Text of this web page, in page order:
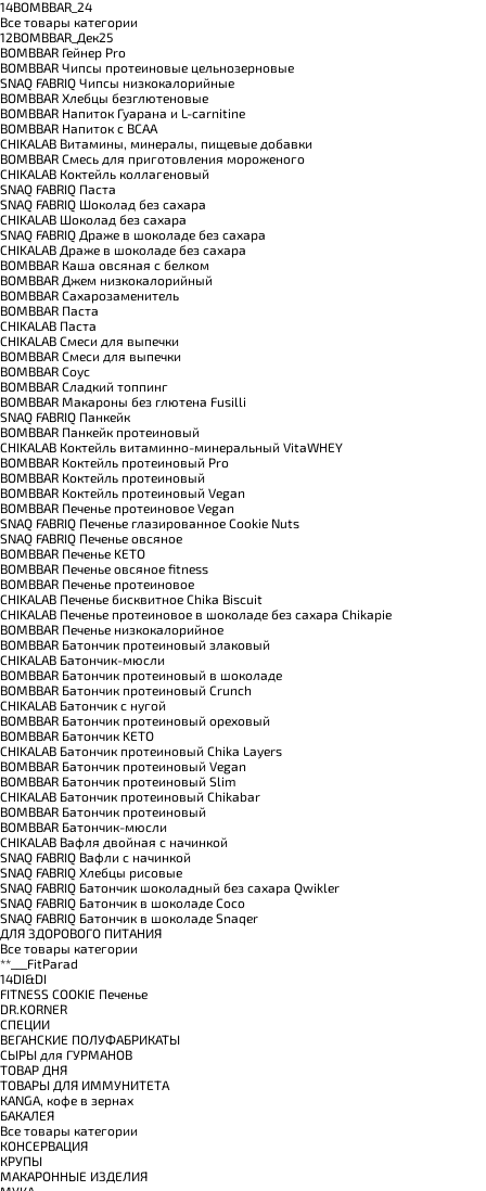
14BOMBBAR_24
Все товары категории
12BOMBBAR_Дек25
BOMBBAR Гейнер Pro
BOMBBAR Чипсы протеиновые цельнозерновые
SNAQ FABRIQ Чипсы низкокалорийные
BOMBBAR Хлебцы безглютеновые
BOMBBAR Напиток Гуарана и L-carnitine
BOMBBAR Напиток с BCAA
CHIKALAB Витамины, минералы, пищевые добавки
BOMBBAR Смесь для приготовления мороженого
CHIKALAB Коктейль коллагеновый
SNAQ FABRIQ Паста
SNAQ FABRIQ Шоколад без сахара
CHIKALAB Шоколад без сахара
SNAQ FABRIQ Драже в шоколаде без сахара
CHIKALAB Драже в шоколаде без сахара
BOMBBAR Каша овсяная с белком
BOMBBAR Джем низкокалорийный
BOMBBAR Сахарозаменитель
BOMBBAR Паста
CHIKALAB Паста
CHIKALAB Смеси для выпечки
BOMBBAR Смеси для выпечки
BOMBBAR Соус
BOMBBAR Сладкий топпинг
BOMBBAR Макароны без глютена Fusilli
SNAQ FABRIQ Панкейк
BOMBBAR Панкейк протеиновый
CHIKALAB Коктейль витаминно-минеральный VitaWHEY
BOMBBAR Коктейль протеиновый Pro
BOMBBAR Коктейль протеиновый
BOMBBAR Коктейль протеиновый Vegan
BOMBBAR Печенье протеиновое Vegan
SNAQ FABRIQ Печенье глазированное Cookie Nuts
SNAQ FABRIQ Печенье овсяное
BOMBBAR Печенье KETO
BOMBBAR Печенье овсяное fitness
BOMBBAR Печенье протеиновое
CHIKALAB Печенье бисквитное Chika Biscuit
CHIKALAB Печенье протеиновое в шоколаде без сахара Chikapie
BOMBBAR Печенье низкокалорийное
BOMBBAR Батончик протеиновый злаковый
CHIKALAB Батончик-мюсли
BOMBBAR Батончик протеиновый в шоколаде
BOMBBAR Батончик протеиновый Crunch
CHIKALAB Батончик с нугой
BOMBBAR Батончик протеиновый ореховый
BOMBBAR Батончик KETO
CHIKALAB Батончик протеиновый Chika Layers
BOMBBAR Батончик протеиновый Vegan
BOMBBAR Батончик протеиновый Slim
CHIKALAB Батончик протеиновый Chikabar
BOMBBAR Батончик протеиновый
BOMBBAR Батончик-мюсли
CHIKALAB Вафля двойная с начинкой
SNAQ FABRIQ Вафли с начинкой
SNAQ FABRIQ Хлебцы рисовые
SNAQ FABRIQ Батончик шоколадный без сахара Qwikler
SNAQ FABRIQ Батончик в шоколаде Coco
SNAQ FABRIQ Батончик в шоколаде Snaqer
ДЛЯ ЗДОРОВОГО ПИТАНИЯ
Все товары категории
**___FitParad
14DI&DI
FITNESS COOKIE Печенье
DR.KORNER
СПЕЦИИ
ВЕГАНСКИЕ ПОЛУФАБРИКАТЫ
СЫРЫ для ГУРМАНОВ
TОВАР ДНЯ
TОВАРЫ ДЛЯ ИММУНИТЕТА
КANGA, кофе в зернах
БАКАЛЕЯ
Все товары категории
КОНСЕРВАЦИЯ
КРУПЫ
МАКАРОННЫЕ ИЗДЕЛИЯ